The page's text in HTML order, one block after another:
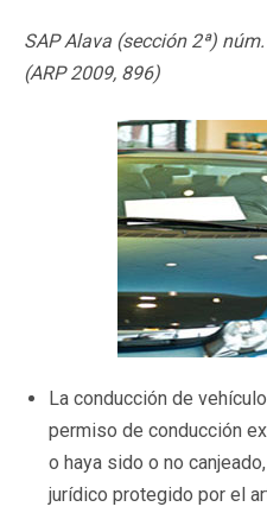
SAP Alava (sección 2ª)
(ARP 2009, 896)
La conducción de
permiso de conducción
o haya sido o no
jurídico protegido por el